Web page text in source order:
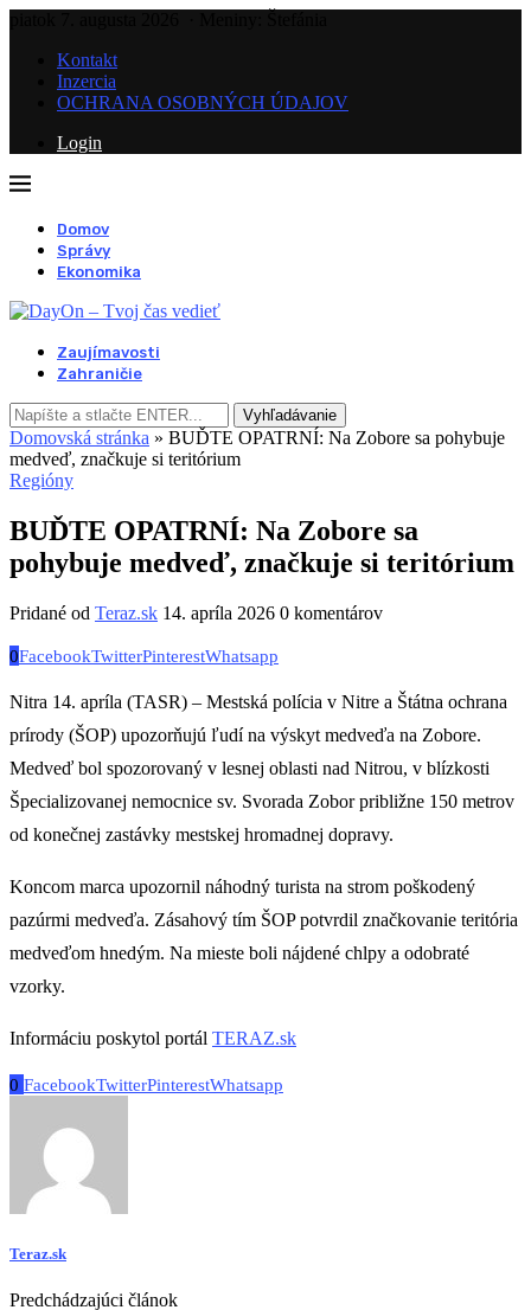
Kontakt
Inzercia
OCHRANA OSOBNÝCH ÚDAJOV
Login
Domov
Správy
Ekonomika
Zaujímavosti
Zahraničie
Vyhľadávanie
Domovská stránka » BUĎTE OPATRNÍ: Na Zobore sa pohybuje
medveď, značkuje si teritórium
Regióny
BUĎTE OPATRNÍ: Na Zobore sa
pohybuje medveď, značkuje si teritórium
Pridané od Teraz.sk 14. apríla 2026 0 komentárov
0FacebookTwitterPinterestWhatsapp
Nitra 14. apríla (TASR) – Mestská polícia v Nitre a Štátna ochrana
prírody (ŠOP) upozorňujú ľudí na výskyt medveďa na Zobore.
Medveď bol spozorovaný v lesnej oblasti nad Nitrou, v blízkosti
Špecializovanej nemocnice sv. Svorada Zobor približne 150 metrov
od konečnej zastávky mestskej hromadnej dopravy.
Koncom marca upozornil náhodný turista na strom poškodený
pazúrmi medveďa. Zásahový tím ŠOP potvrdil značkovanie teritória
medveďom hnedým. Na mieste boli nájdené chlpy a odobraté
vzorky.
Informáciu poskytol portál TERAZ.sk
0 FacebookTwitterPinterestWhatsapp
Teraz.sk
Predchádzajúci článok